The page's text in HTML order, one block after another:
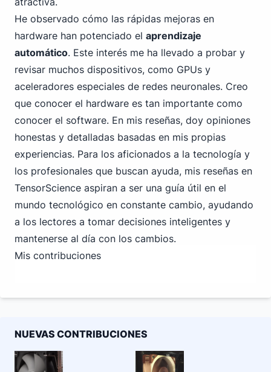
He observado cómo las rápidas mejoras en
hardware han potenciado el aprendizaje
automático. Este interés me ha llevado a probar y
revisar muchos dispositivos, como GPUs y
aceleradores especiales de redes neuronales. Creo
que conocer el hardware es tan importante como
conocer el software. En mis reseñas, doy opiniones
honestas y detalladas basadas en mis propias
experiencias. Para los aficionados a la tecnología y
los profesionales que buscan ayuda, mis reseñas en
TensorScience aspiran a ser una guía útil en el
mundo tecnológico en constante cambio, ayudando
a los lectores a tomar decisiones inteligentes y
mantenerse al día con los cambios.
Mis contribuciones
NUEVAS CONTRIBUCIONES